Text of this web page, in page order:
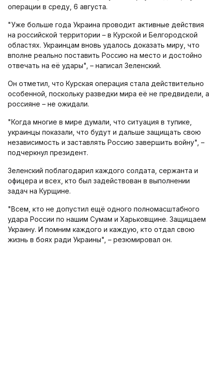
операции в среду, 6 августа.
"Уже больше года Украина проводит активные действия
на российской территории – в Курской и Белгородской
областях. Украинцам вновь удалось доказать миру, что
вполне реально поставить Россию на место и достойно
отвечать на её удары", – написал Зеленский.
Он отметил, что Курская операция стала действительно
особенной, поскольку разведки мира её не предвидели, а
россияне – не ожидали.
"Когда многие в мире думали, что ситуация в тупике,
украинцы показали, что будут и дальше защищать свою
независимость и заставлять Россию завершить войну", –
подчеркнул президент.
Зеленский поблагодарил каждого солдата, сержанта и
офицера и всех, кто был задействован в выполнении
задач на Курщине.
"Всем, кто не допустил ещё одного полномасштабного
удара России по нашим Сумам и Харьковщине. Защищаем
Украину. И помним каждого и каждую, кто отдал свою
жизнь в боях ради Украины", – резюмировал он.